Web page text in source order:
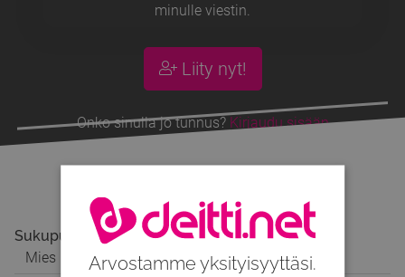
minulle viestin.
Liity nyt!
Onko sinulla jo tunnus? Kirjaudu sisään
Sukupuoli
Mies
Arvostamme yksityisyyttäsi.